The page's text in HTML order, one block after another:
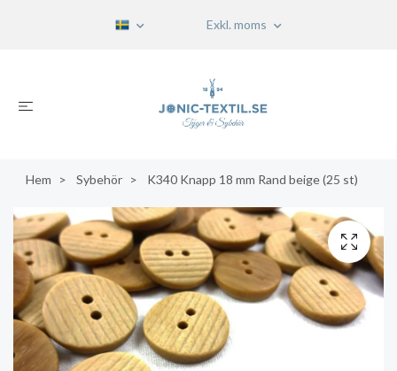
Exkl. moms
Hem Sybehör K340 Knapp 18 mm Rand beige (25 st)